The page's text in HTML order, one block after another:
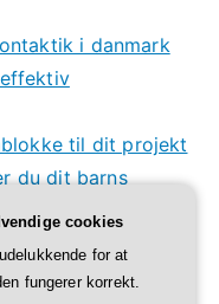
i danmark
til dit projekt
du dit barns
børn godt af
cookies
for at
fungerer korrekt.